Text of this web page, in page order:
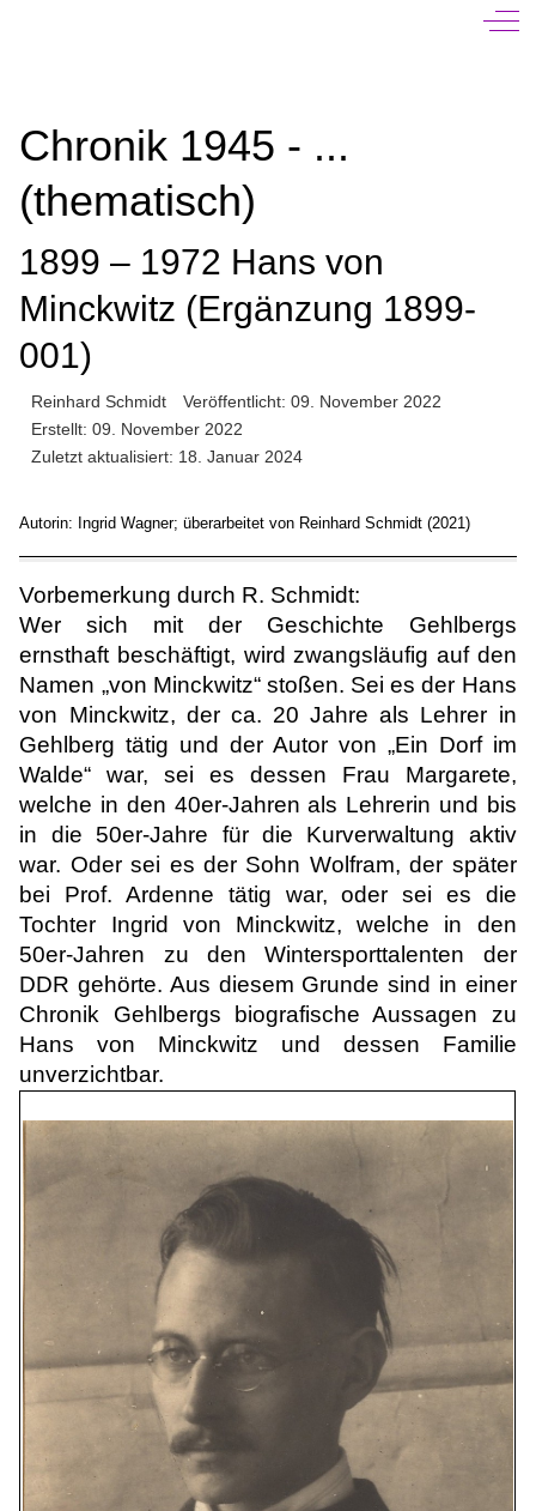
Off-
Chronik 1945 - ...
(thematisch)
1899 – 1972 Hans von
Minckwitz (Ergänzung 1899-
001)
Reinhard Schmidt
Veröffentlicht: 09. November 2022
Erstellt: 09. November 2022
Zuletzt aktualisiert: 18. Januar 2024
Autorin: Ingrid Wagner; überarbeitet von Reinhard Schmidt (2021)
Vorbemerkung durch R. Schmidt:
Wer sich mit der Geschichte Gehlbergs
ernsthaft beschäftigt, wird zwangsläufig auf den
Namen „von Minckwitz“ stoßen. Sei es der Hans
von Minckwitz, der ca. 20 Jahre als Lehrer in
Gehlberg tätig und der Autor von „Ein Dorf im
Walde“ war, sei es dessen Frau Margarete,
welche in den 40er-Jahren als Lehrerin und bis
in die 50er-Jahre für die Kurverwaltung aktiv
war. Oder sei es der Sohn Wolfram, der später
bei Prof. Ardenne tätig war, oder sei es die
Tochter Ingrid von Minckwitz, welche in den
50er-Jahren zu den Wintersporttalenten der
DDR gehörte. Aus diesem Grunde sind in einer
Chronik Gehlbergs biografische Aussagen zu
Hans von Minckwitz und dessen Familie
unverzichtbar.